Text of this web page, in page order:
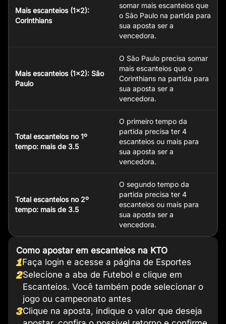
Mais escanteios (1×2):
Corinthians
somar mais escanteios que
o São Paulo na partida para
sua aposta ser a
vencedora.
Mais escanteios (1×2): São
Paulo
O São Paulo precisa somar
mais escanteios que o
Corinthians na partida para
sua aposta ser a
vencedora.
Total escanteios no 1º
tempo: mais de 3.5
O primeiro tempo da
partida precisa ter 4
escanteios ou mais para
sua aposta ser a
vencedora.
Total escanteios no 2º
tempo: mais de 3.5
O segundo tempo da
partida precisa ter 4
escanteios ou mais para
sua aposta ser a
vencedora.
Como apostar em escanteios na KTO
1Faça login e acesse a página de Esportes
2Selecione a aba de Futebol e clique em
Escanteios. Você também pode selecionar o
jogo ou campeonato antes
3Clique na aposta, indique o valor que deseja